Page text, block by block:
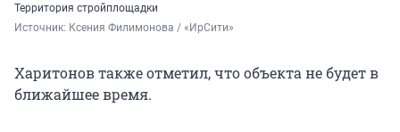
Территория стройплощадки
Источник: Ксения Филимонова / «ИрСити»
Харитонов также отметил, что объекта не будет в
ближайшее время.